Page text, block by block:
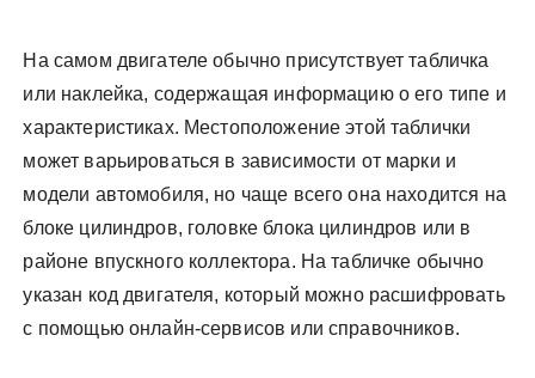
На самом двигателе обычно присутствует табличка
или наклейка, содержащая информацию о его типе и
характеристиках. Местоположение этой таблички
может варьироваться в зависимости от марки и
модели автомобиля, но чаще всего она находится на
блоке цилиндров, головке блока цилиндров или в
районе впускного коллектора. На табличке обычно
указан код двигателя, который можно расшифровать
с помощью онлайн-сервисов или справочников.